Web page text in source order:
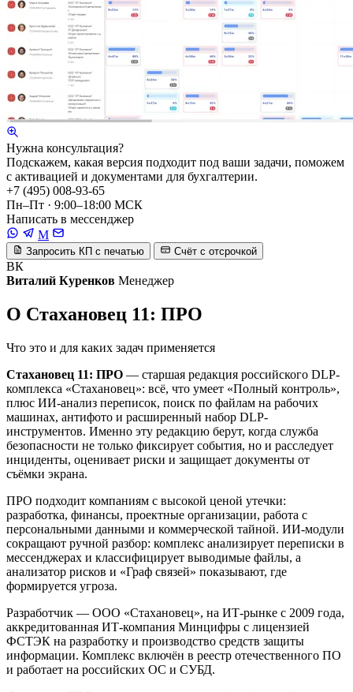
Нужна консультация?
Подскажем, какая версия подходит под ваши задачи, поможем
с активацией и документами для бухгалтерии.
+7 (495) 008-93-65
Пн–Пт · 9:00–18:00 МСК
Написать в мессенджер
M
Запросить КП с печатью Счёт с отсрочкой
ВК
Виталий Куренков Менеджер
О Стахановец 11: ПРО
Что это и для каких задач применяется
Стахановец 11: ПРО — старшая редакция российского DLP-
комплекса «Стахановец»: всё, что умеет «Полный контроль»,
плюс ИИ-анализ переписок, поиск по файлам на рабочих
машинах, антифото и расширенный набор DLP-
инструментов. Именно эту редакцию берут, когда служба
безопасности не только фиксирует события, но и расследует
инциденты, оценивает риски и защищает документы от
съёмки экрана.
ПРО подходит компаниям с высокой ценой утечки:
разработка, финансы, проектные организации, работа с
персональными данными и коммерческой тайной. ИИ-модули
сокращают ручной разбор: комплекс анализирует переписки в
мессенджерах и классифицирует выводимые файлы, а
анализатор рисков и «Граф связей» показывают, где
формируется угроза.
Разработчик — ООО «Стахановец», на ИТ-рынке с 2009 года,
аккредитованная ИТ-компания Минцифры с лицензией
ФСТЭК на разработку и производство средств защиты
информации. Комплекс включён в реестр отечественного ПО
и работает на российских ОС и СУБД.